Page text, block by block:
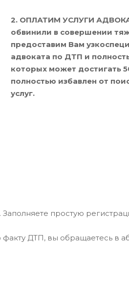
2. ОПЛАТИМ УСЛУГИ
обвинили в совершении
предоставим Вам
адвоката по ДТП и
которых может достигать
полностью избавлен от
услуг.
простую
ДТП, вы обращаетесь в